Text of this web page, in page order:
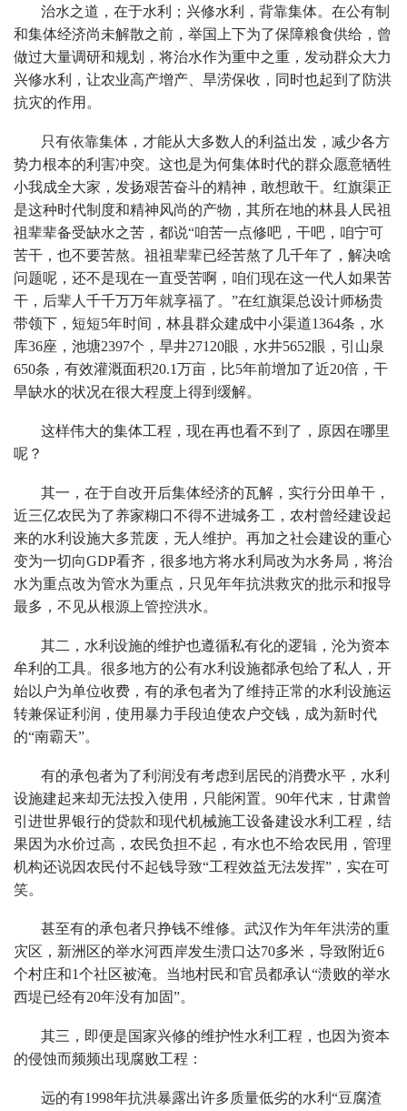
治水之道，在于水利；兴修水利，背靠集体。在公有制
和集体经济尚未解散之前，举国上下为了保障粮食供给，曾
做过大量调研和规划，将治水作为重中之重，发动群众大力
兴修水利，让农业高产增产、旱涝保收，同时也起到了防洪
抗灾的作用。
只有依靠集体，才能从大多数人的利益出发，减少各方
势力根本的利害冲突。这也是为何集体时代的群众愿意牺牲
小我成全大家，发扬艰苦奋斗的精神，敢想敢干。红旗渠正
是这种时代制度和精神风尚的产物，其所在地的林县人民祖
祖辈辈备受缺水之苦，都说“咱苦一点修吧，干吧，咱宁可
苦干，也不要苦熬。祖祖辈辈已经苦熬了几千年了，解决啥
问题呢，还不是现在一直受苦啊，咱们现在这一代人如果苦
干，后辈人千千万万年就享福了。”在红旗渠总设计师杨贵
带领下，短短5年时间，林县群众建成中小渠道1364条，水
库36座，池塘2397个，旱井27120眼，水井5652眼，引山泉
650条，有效灌溉面积20.1万亩，比5年前增加了近20倍，干
旱缺水的状况在很大程度上得到缓解。
这样伟大的集体工程，现在再也看不到了，原因在哪里
呢？
其一，在于自改开后集体经济的瓦解，实行分田单干，
近三亿农民为了养家糊口不得不进城务工，农村曾经建设起
来的水利设施大多荒废，无人维护。再加之社会建设的重心
变为一切向GDP看齐，很多地方将水利局改为水务局，将治
水为重点改为管水为重点，只见年年抗洪救灾的批示和报导
最多，不见从根源上管控洪水。
其二，水利设施的维护也遵循私有化的逻辑，沦为资本
牟利的工具。很多地方的公有水利设施都承包给了私人，开
始以户为单位收费，有的承包者为了维持正常的水利设施运
转兼保证利润，使用暴力手段迫使农户交钱，成为新时代
的“南霸天”。
有的承包者为了利润没有考虑到居民的消费水平，水利
设施建起来却无法投入使用，只能闲置。90年代末，甘肃曾
引进世界银行的贷款和现代机械施工设备建设水利工程，结
果因为水价过高，农民负担不起，有水也不给农民用，管理
机构还说因农民付不起钱导致“工程效益无法发挥”，实在可
笑。
甚至有的承包者只挣钱不维修。武汉作为年年洪涝的重
灾区，新洲区的举水河西岸发生溃口达70多米，导致附近6
个村庄和1个社区被淹。当地村民和官员都承认“溃败的举水
西堤已经有20年没有加固”。
其三，即便是国家兴修的维护性水利工程，也因为资本
的侵蚀而频频出现腐败工程：
远的有1998年抗洪暴露出许多质量低劣的水利“豆腐渣